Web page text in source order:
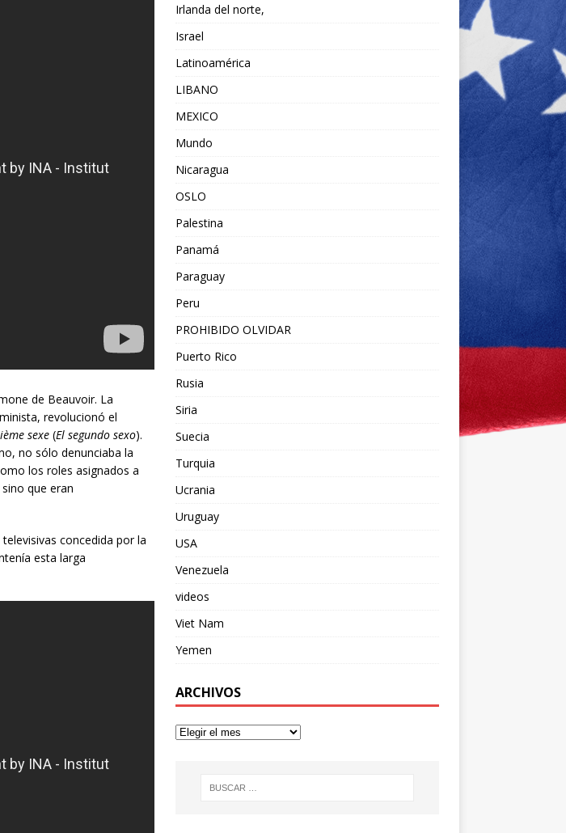
de Beauvoir. La
revolucionó el
sexe (El segundo sexo).
no sólo denunciaba la
los roles asignados a
que eran
concedida por la
esta larga
Irlanda del norte,
Israel
Latinoamérica
LIBANO
MEXICO
Mundo
Nicaragua
OSLO
Palestina
Panamá
Paraguay
Peru
PROHIBIDO OLVIDAR
Puerto Rico
Rusia
Siria
Suecia
Turquia
Ucrania
Uruguay
USA
Venezuela
videos
Viet Nam
Yemen
ARCHIVOS